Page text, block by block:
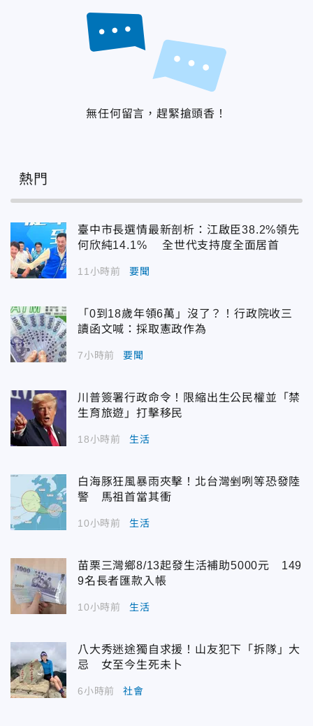
無任何留言，趕緊搶頭香！
熱門
臺中市長選情最新剖析：江啟臣38.2%領先
何欣純14.1% 全世代支持度全面居首
11小時前 要聞
「0到18歲年領6萬」沒了？！行政院收三
讀函文喊：採取憲政作為
7小時前 要聞
川普簽署行政命令！限縮出生公民權並「禁
生育旅遊」打擊移民
18小時前 生活
白海豚狂風暴雨夾擊！北台灣剉咧等恐發陸
警 馬祖首當其衝
10小時前 生活
苗栗三灣鄉8/13起發生活補助5000元 149
9名長者匯款入帳
10小時前 生活
八大秀迷途獨自求援！山友犯下「拆隊」大
忌 女至今生死未卜
6小時前 社會